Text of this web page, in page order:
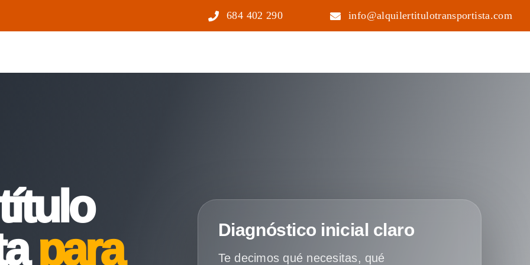
684 402 290 info@alquilertitulotransportista.com
para
Diagnóstico inicial claro
Te decimos qué necesitas, qué